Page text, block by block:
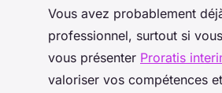
comment
votre
Vous avez probablement
professionnel, surtout si
vous présenter Proratis
valoriser vos compétences